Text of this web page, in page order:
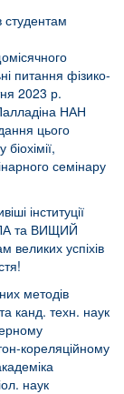
студентам
питання фізико-
2023 р.
НАН
цього
семінару
інституції
та ВИЩИЙ
успіхів
методів
канд. техн. наук
кореляційному
наук